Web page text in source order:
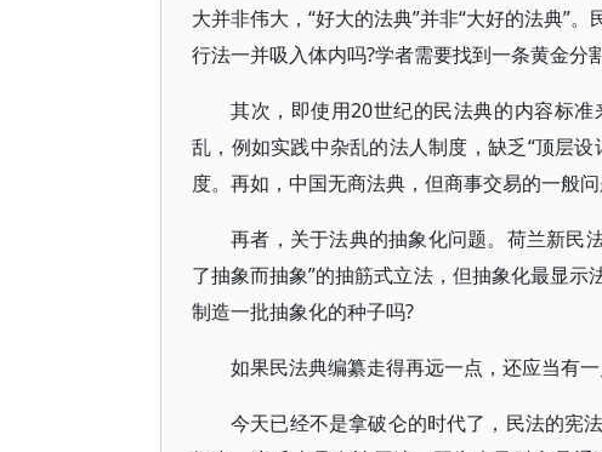
大并非伟大，“好大的法典”并非“大好的法典”
行法一并吸入体内吗?学者需要找到一条黄金分
其次，即使用20世纪的民法典的内容标
乱，例如实践中杂乱的法人制度，缺乏“顶层
度。再如，中国无商法典，但商事交易的一般
再者，关于法典的抽象化问题。荷兰新民
了抽象而抽象”的抽筋式立法，但抽象化最显
制造一批抽象化的种子吗?
如果民法典编纂走得再远一点，还应当有
今天已经不是拿破仑的时代了，民法的宪